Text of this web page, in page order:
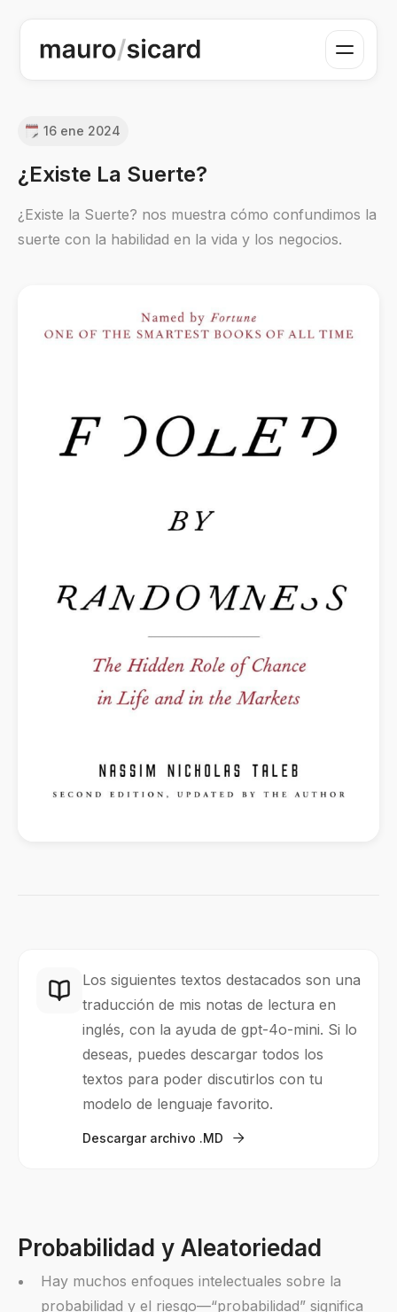
16 ene 2024
¿Existe La Suerte?
¿Existe la Suerte? nos muestra cómo confundimos la
suerte con la habilidad en la vida y los negocios.
Los siguientes textos destacados son una
traducción de mis notas de lectura en
inglés, con la ayuda de gpt-4o-mini. Si lo
deseas, puedes descargar todos los
textos para poder discutirlos con tu
modelo de lenguaje favorito.
Descargar archivo .MD 
Probabilidad y Aleatoriedad
Hay muchos enfoques intelectuales sobre la
probabilidad y el riesgo—“probabilidad” significa